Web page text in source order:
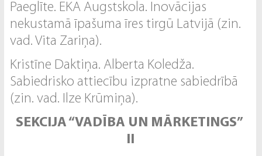
Paeglīte. EKA Augstskola. Inovācijas
nekustamā īpašuma īres tirgū Latvijā (zin.
vad. Vita Zariņa).
Kristīne Daktiņa. Alberta Koledža.
Sabiedrisko attiecību izpratne sabiedrībā
(zin. vad. Ilze Krūmiņa).
SEKCIJA “VADĪBA UN MĀRKETINGS”
II